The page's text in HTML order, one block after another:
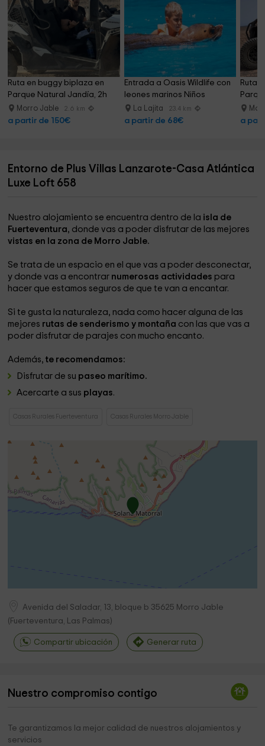
Ruta en buggy biplaza en
Parque Natural Jandía, 2h
Morro Jable 2.6 km
a partir de 150€
Entrada a Oasis Wildlife con
leones marinos Niños
La Lajita 23.4 km
a partir de 68€
Ruta
a
Entorno de Plus Villas Lanzarote-Casa Atlántica
Luxe Loft 658
Nuestro alojamiento se encuentra dentro de la isla de
Fuerteventura, donde vas a poder disfrutar de las mejores
vistas en la zona de Morro Jable.
Se trata de un espacio en el que vas a poder desconectar,
y donde vas a encontrar numerosas actividades para
hacer que estamos seguros de que te van a encantar.
Si te gusta la naturaleza, nada como hacer alguna de las
mejores rutas de senderismo y montaña con las que vas a
poder disfrutar de parajes con mucho encanto.
Además, te recomendamos:
Disfrutar de su paseo marítimo.
Acercarte a sus playas.
Casas Rurales Fuerteventura Casas Rurales Morro Jable
Avenida del Saladar, 13, bloque b 35625 Morro Jable
( Fuerteventura, Las Palmas)
Compartir ubicación Generar ruta
Nuestro compromiso contigo
Te garantizamos la mejor calidad de nuestros alojamientos y
servicios